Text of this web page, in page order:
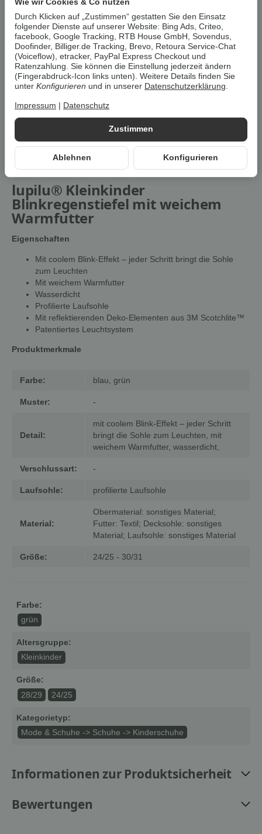
gewünschte Variation aus.
Artikelnummer: 30901
HAN:100378147
Kategorie:Kinderschuhe
Beschreibung
Umwelt zu schonen, vermeiden wir aufwendige
Umverpackungen. Wenn immer es möglich ist, versenden wir Ihre
Bestellung im
Originalkarton des Herstellers
lupilu® Kleinkinder
Blinkregenstiefel mit weichem
Warmfutter
Eigenschaften
Mit coolem Blink-Effekt – jeder Schritt bringt die Sohle
zum Leuchten
Mit weichem Warmfutter
Wasserdicht
Profilierte Laufsohle
Mit reflektierenden Deko-Elementen aus 3M Scotchlite™
Patentiertes Leuchtsystem
Produktmerkmale
Farbe: blau, grün
Muster: -
Detail:
mit coolem Blink-Effekt – jeder Schritt
bringt die Sohle zum Leuchten, mit
weichem Warmfutter, wasserdicht,
Verschlussart: -
Laufsohle: profilierte Laufsohle
Material:
Obermaterial: sonstiges Material;
Futter: Textil; Decksohle: sonstiges
Material; Laufsohle: sonstiges Material
Größe: 24/25 - 30/31
Farbe:
grün
Altersgruppe:
Kleinkinder
Größe:
28/29 24/25
Kategorietyp:
Mode & Schuhe -> Schuhe -> Kinderschuhe
Informationen zur Produktsicherheit
Bewertungen
Zustimmen
Ablehnen Konfigurieren
Wie wir Cookies & Co nutzen
Durch Klicken auf „Zustimmen“ gestatten Sie den Einsatz
folgender Dienste auf unserer Website: Bing Ads, Criteo,
facebook, Google Tracking, RTB House GmbH, Sovendus,
Doofinder, Billiger.de Tracking, Brevo, Retoura Service-Chat
(Voiceflow), etracker, PayPal Express Checkout und
Ratenzahlung. Sie können die Einstellung jederzeit ändern
(Fingerabdruck-Icon links unten). Weitere Details finden Sie
unter Konfigurieren und in unserer Datenschutzerklärung.
Impressum Datenschutz